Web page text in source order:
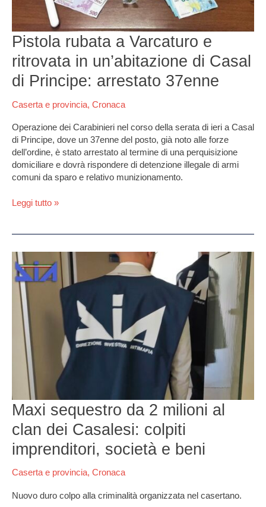
Pistola rubata a Varcaturo e
ritrovata in un’abitazione di Casal
di Principe: arrestato 37enne
Caserta e provincia, Cronaca
Operazione dei Carabinieri nel corso della serata di ieri a Casal
di Principe, dove un 37enne del posto, già noto alle forze
dell’ordine, è stato arrestato al termine di una perquisizione
domiciliare e dovrà rispondere di detenzione illegale di armi
comuni da sparo e relativo munizionamento.
arrestato
37enne
Leggi tutto »
Maxi sequestro da 2 milioni al
clan dei Casalesi: colpiti
imprenditori, società e beni
Caserta e provincia, Cronaca
Nuovo duro colpo alla criminalità organizzata nel casertano.
Maxi
sequestro
da
milioni
clan
Casalesi:
colpiti
imprenditori,
società
e